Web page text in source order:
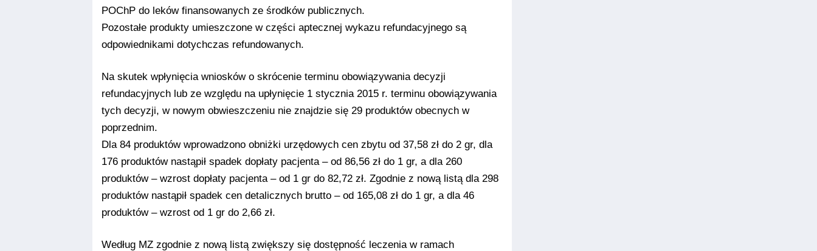
POChP do leków finansowanych ze środków publicznych.
Pozostałe produkty umieszczone w części aptecznej wykazu refundacyjnego są
odpowiednikami dotychczas refundowanych.
Na skutek wpłynięcia wniosków o skrócenie terminu obowiązywania decyzji
refundacyjnych lub ze względu na upłynięcie 1 stycznia 2015 r. terminu obowiązywania
tych decyzji, w nowym obwieszczeniu nie znajdzie się 29 produktów obecnych w
poprzednim.
Dla 84 produktów wprowadzono obniżki urzędowych cen zbytu od 37,58 zł do 2 gr, dla
176 produktów nastąpił spadek dopłaty pacjenta – od 86,56 zł do 1 gr, a dla 260
produktów – wzrost dopłaty pacjenta – od 1 gr do 82,72 zł. Zgodnie z nową listą dla 298
produktów nastąpił spadek cen detalicznych brutto – od 165,08 zł do 1 gr, a dla 46
produktów – wzrost od 1 gr do 2,66 zł.
Według MZ zgodnie z nową listą zwiększy się dostępność leczenia w ramach